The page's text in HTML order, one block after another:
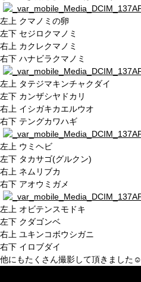
左上 クマノミの卵
左下 セジロクマノミ
右上 カクレクマノミ
右下 ハナビラクマノミ
左上 タテジマキンチャクダイ
左下 カンザシヤドカリ
右上 イシガキカエルウオ
右下 テングカワハギ
左上 ウミヘビ
左下 タカサゴ(グルクン)
右上 ネムリブカ
右下 アオウミガメ
左上 オビテンスモドキ
左下 クダゴンベ
右上 ユキンコボウシガニ
右下 イロブダイ
他にもたくさん撮影して頂きました☺︎